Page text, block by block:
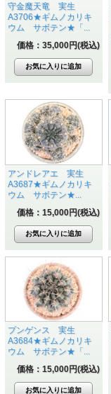
守金魔天竜 実生
A3706★ギムノカリキ
ウム サボテン★「...
価格：35,000円(税込)
アンドレアエ 実生
A3687★ギムノカリキ
ウム サボテン★...
価格：15,000円(税込)
プンゲンス 実生
A3684★ギムノカリキ
ウム サボテン★「...
価格：15,000円(税込)